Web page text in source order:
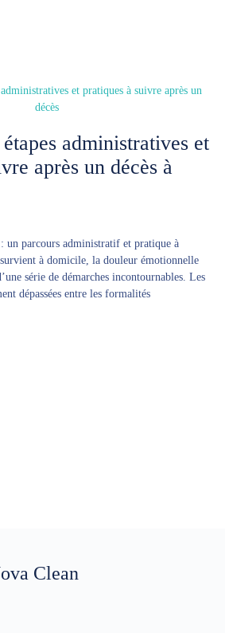
administratives et
après un décès à
un parcours administratif et pratique à
à domicile, la douleur émotionnelle
série de démarches incontournables. Les
dépassées entre les formalités
Clean